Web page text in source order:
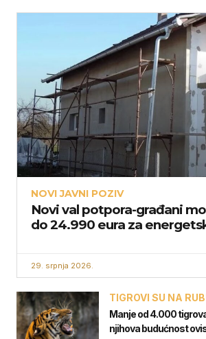
NOVI JAVNI POZIV
Novi val potpora-građani
do 24.990 eura za
29. srpnja 2026.
TIGROVI SU NA
Manje od 4.000
njihova budućnost